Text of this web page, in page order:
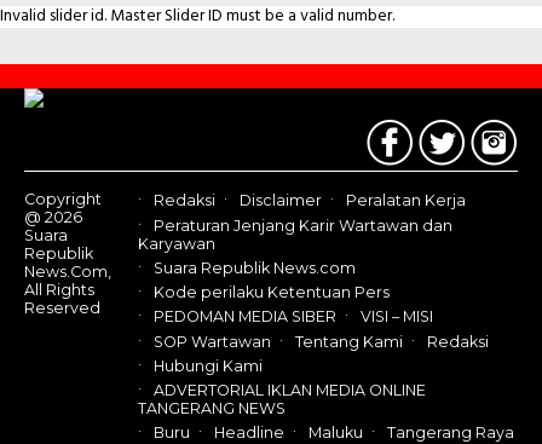
Invalid slider id. Master Slider ID must be a valid number.
Contact
Us
Copyright
@ 2026
Suara
Republik
News.Com,
All Rights
Reserved
Redaksi Disclaimer
Peralatan Kerja
Peraturan Jenjang Karir Wartawan dan
Karyawan
Suara Republik News.com
Kode perilaku Ketentuan Pers
PEDOMAN MEDIA SIBER
VISI – MISI
SOP Wartawan
Tentang Kami
Redaksi
Hubungi Kami
ADVERTORIAL IKLAN MEDIA ONLINE
TANGERANG NEWS
Buru
Headline Maluku Tangerang Raya